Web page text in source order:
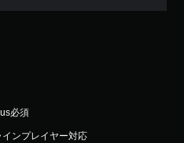
必須
ンプレイヤー対応